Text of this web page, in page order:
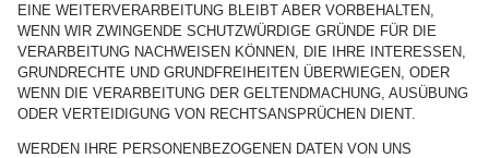
EINE WEITERVERARBEITUNG BLEIBT ABER VORBEHALTEN,
WENN WIR ZWINGENDE SCHUTZWÜRDIGE GRÜNDE FÜR DIE
VERARBEITUNG NACHWEISEN KÖNNEN, DIE IHRE INTERESSEN,
GRUNDRECHTE UND GRUNDFREIHEITEN ÜBERWIEGEN, ODER
WENN DIE VERARBEITUNG DER GELTENDMACHUNG, AUSÜBUNG
ODER VERTEIDIGUNG VON RECHTSANSPRÜCHEN DIENT.
WERDEN IHRE PERSONENBEZOGENEN DATEN VON UNS